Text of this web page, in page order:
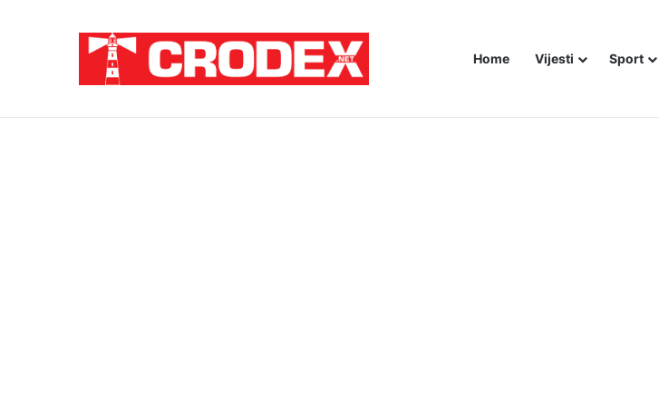
Home Vijesti Sport